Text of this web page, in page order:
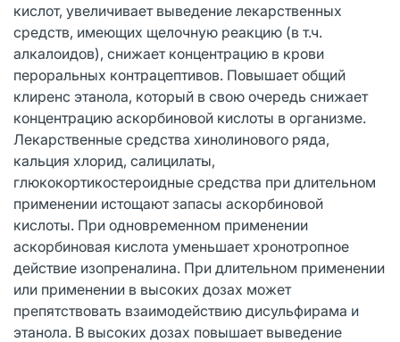
кислот, увеличивает выведение лекарственных
средств, имеющих щелочную реакцию (в т.ч.
алкалоидов), снижает концентрацию в крови
пероральных контрацептивов. Повышает общий
клиренс этанола, который в свою очередь снижает
концентрацию аскорбиновой кислоты в организме.
Лекарственные средства хинолинового ряда,
кальция хлорид, салицилаты,
глюкокортикостероидные средства при длительном
применении истощают запасы аскорбиновой
кислоты. При одновременном применении
аскорбиновая кислота уменьшает хронотропное
действие изопреналина. При длительном применении
или применении в высоких дозах может
препятствовать взаимодействию дисульфирама и
этанола. В высоких дозах повышает выведение